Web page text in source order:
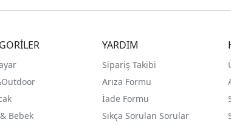
Bebek
YARDIM
Sipariş Takibi
Arıza Formu
İade Formu
Sıkça Sorulan Sorular